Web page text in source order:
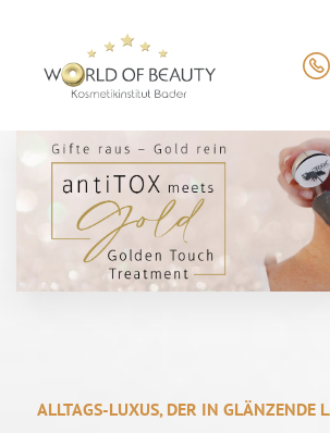
ALLTAGS-LUXUS, DER IN GLÄNZENDE